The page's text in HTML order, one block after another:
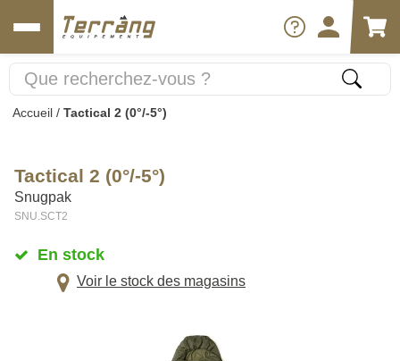
Accueil / Tactical 2 (0°/-5°)
Tactical 2 (0°/-5°)
Snugpak
SNU.SCT2
En stock
Voir le stock des magasins